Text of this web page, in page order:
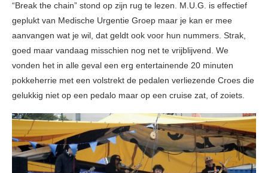
“Break the chain” stond op zijn rug te lezen. M.U.G. is effectief
geplukt van Medische Urgentie Groep maar je kan er mee
aanvangen wat je wil, dat geldt ook voor hun nummers. Strak,
goed maar vandaag misschien nog net te vrijblijvend. We
vonden het in alle geval een erg entertainende 20 minuten
pokkeherrie met een volstrekt de pedalen verliezende Croes die
gelukkig niet op een pedalo maar op een cruise zat, of zoiets.